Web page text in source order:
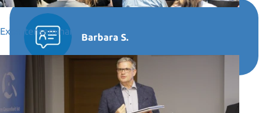
Expertenseminar
Barbara S.
Erholsamer Schlaf für alle